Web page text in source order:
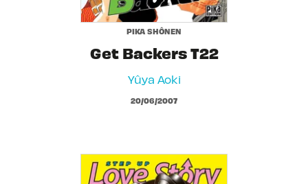
PIKA SHÔNEN
Get Backers T22
Yûya Aoki
20/06/2007